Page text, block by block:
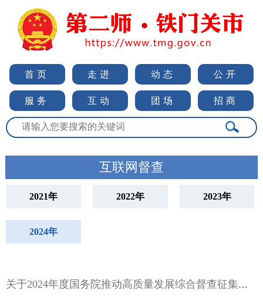
首页 走进 动态 公开
服务 互动 团场 招商
互联网督查
2021年 2022年 2023年
2024年
关于2024年度国务院推动高质量发展综合督查征集问题线索的公告